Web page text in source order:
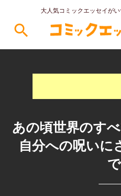
大人気コミックエッセイが
search
あの頃世界のす
自分への呪いに
で